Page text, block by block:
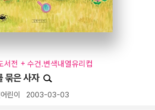
서전 + 수건.변색내열유리컵
묶은 사자
린이 2003-03-03